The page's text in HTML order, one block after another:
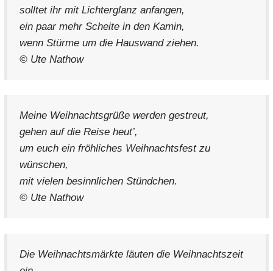
solltet ihr mit Lichterglanz anfangen,
ein paar mehr Scheite in den Kamin,
wenn Stürme um die Hauswand ziehen.
© Ute Nathow
Meine Weihnachtsgrüße werden gestreut,
gehen auf die Reise heut’,
um euch ein fröhliches Weihnachtsfest zu
wünschen,
mit vielen besinnlichen Stündchen.
© Ute Nathow
Die Weihnachtsmärkte läuten die Weihnachtszeit